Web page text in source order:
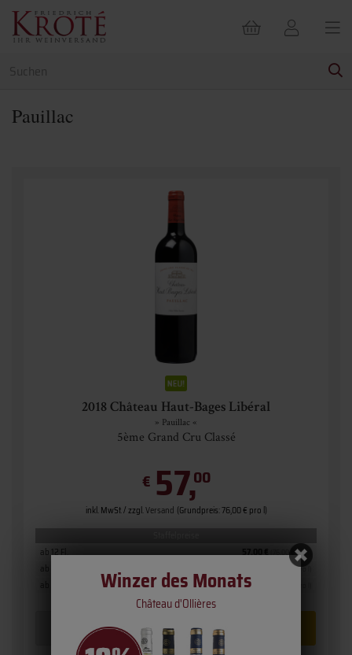
Winzer des Monats
Château d'Ollières
Pauillac
2018 Château Haut-Bages Libéral
» Pauillac «
5ème Grand Cru Classé
€ 57,00
inkl. MwSt. / zzgl.Versand (Grundpreis: 76,00 € pro l)
63,00 €
ab 6 Fl. (80,00 € pro l)
ab 12 Fl. 57,00 €(76,00 € pro l)